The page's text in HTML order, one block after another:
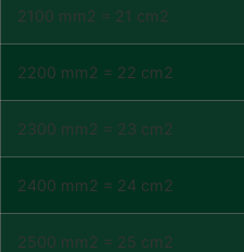
2100 mm2 = 21 cm2
2200 mm2 = 22 cm2
2300 mm2 = 23 cm2
2400 mm2 = 24 cm2
2500 mm2 = 25 cm2